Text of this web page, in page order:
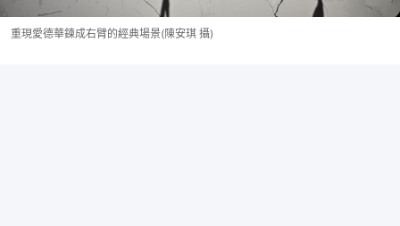
重現愛德華鍊成右臂的經典場景(陳安琪 攝)